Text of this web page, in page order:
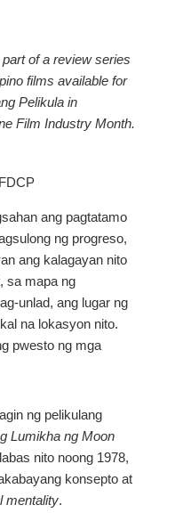
of a review series
films available for
Pelikula in
Film Industry Month.
ang pagtatamo
ng progreso,
ang kalagayan nito
sa mapa ng
unlad, ang lugar ng
na lokasyon nito.
pwesto ng mga
ng pelikulang
Lumikha ng Moon
nito noong 1978,
konsepto at
mentality.